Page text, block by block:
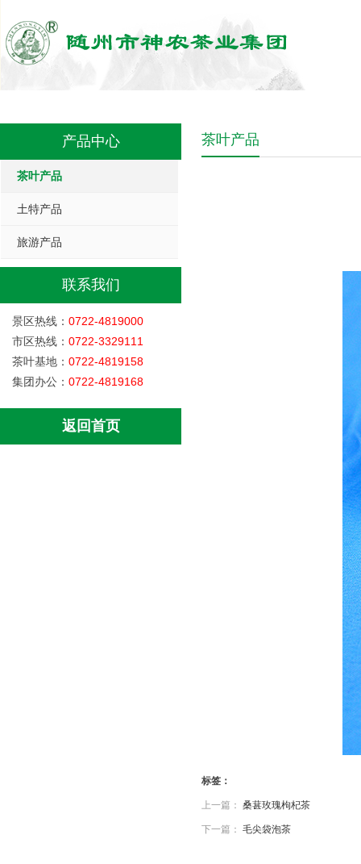
产品中心
茶叶产品
土特产品
旅游产品
联系我们
景区热线： 0722-4819000
市区热线： 0722-3329111
茶叶基地： 0722-4819158
集团办公： 0722-4819168
返回首页
茶叶产品
标签：
上一篇： 桑葚玫瑰枸杞茶
下一篇： 毛尖袋泡茶